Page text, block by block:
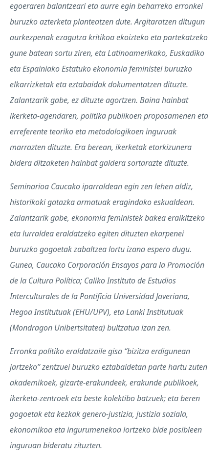
egoeraren balantzeari eta aurre egin beharreko erronkei
buruzko azterketa planteatzen dute. Argitaratzen ditugun
aurkezpenak ezagutza kritikoa ekoizteko eta partekatzeko
gune batean sortu ziren, eta Latinoamerikako, Euskadiko
eta Espainiako Estatuko ekonomia feministei buruzko
elkarrizketak eta eztabaidak dokumentatzen dituzte.
Zalantzarik gabe, ez dituzte agortzen. Baina hainbat
ikerketa-agendaren, politika publikoen proposamenen eta
erreferente teoriko eta metodologikoen inguruak
marrazten dituzte. Era berean, ikerketak etorkizunera
bidera ditzaketen hainbat galdera sortarazte dituzte.
Seminarioa Caucako iparraldean egin zen lehen aldiz,
historikoki gatazka armatuak eragindako eskualdean.
Zalantzarik gabe, ekonomia feministek bakea eraikitzeko
eta lurraldea eraldatzeko egiten dituzten ekarpenei
buruzko gogoetak zabaltzea lortu izana espero dugu.
Gunea, Caucako Corporación Ensayos para la Promoción
de la Cultura Política; Caliko Instituto de Estudios
Interculturales de la Pontificia Universidad Javeriana,
Hegoa Institutuak (EHU/UPV), eta Lanki Institutuak
(Mondragon Unibertsitatea) bultzatua izan zen.
Erronka politiko eraldatzaile gisa “bizitza erdigunean
jartzeko” zentzuei buruzko eztabaidetan parte hartu zuten
akademikoek, gizarte-erakundeek, erakunde publikoek,
ikerketa-zentroek eta beste kolektibo batzuek; eta beren
gogoetak eta kezkak genero-justizia, justizia soziala,
ekonomikoa eta ingurumenekoa lortzeko bide posibleen
inguruan bideratu zituzten.